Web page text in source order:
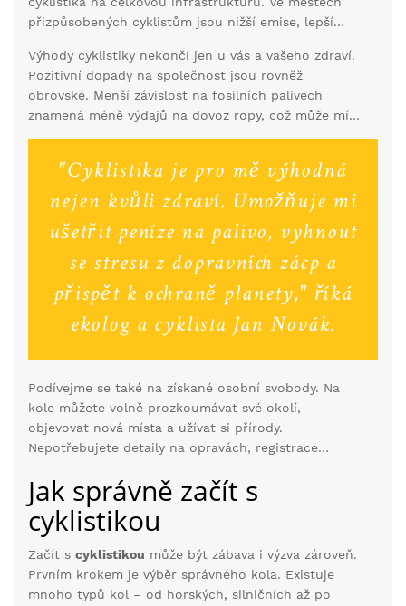
přizpůsobených cyklistům jsou nižší emise, lepší
cyklodopravy vede k vytvoření zelenějších,
zdravějších a udržitelnějších měst.
Výhody cyklistiky nekončí jen u vás a vašeho zdraví.
Pozitivní dopady na společnost jsou rovněž
obrovské. Menší závislost na fosilních palivech
znamená méně výdajů na dovoz ropy, což může mít
cyklistických doplňků je dalším přínosem.
"Cyklistika je pro mě výhodná
nejen kvůli zdraví. Umožňuje mi
ušetřit peníze na palivo, vyhnout
se stresu z dopravních zácp a
přispět k ochraně planety," říká
ekolog a cyklista Jan Novák.
Podívejme se také na získané osobní svobody. Na
kole můžete volně prozkoumávat své okolí,
objevovat nová místa a užívat si přírody.
Nepotřebujete detaily na opravách, registrace
se týkají motorových vozidel.
Jak správně začít s
cyklistikou
Začít s cyklistikou může být zábava i výzva zároveň.
Prvním krokem je výběr správného kola. Existuje
mnoho typů kol – od horských, silničních až po